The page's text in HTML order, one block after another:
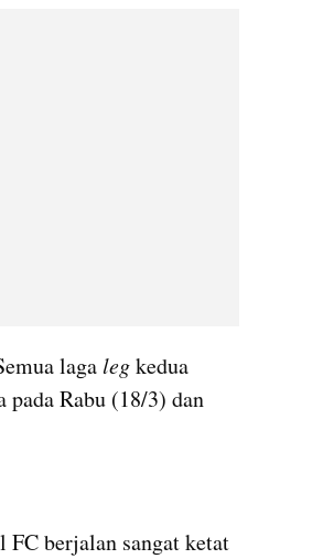
laga leg kedua
pada Rabu (18/3) dan
FC berjalan sangat ketat